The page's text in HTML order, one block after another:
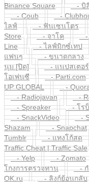
Binance Square
- บิ
- Coub
-
ไลฟ์
- ฟันเซนโตร
Store
- จาโค -
Line
- ไลฟ์มิกซ์เทป
แฟนๆ
- ขนาดกลาง
นุม [ปิด]
- แนปสเตอร์
โอเพ่นซี
- Parti.com
UP GLOBAL
-
- Radiojavan
-
- Spreaker
- โรบ็
- SnackVideo
-
Shazam
- Snapchat
Tumblr
- แทงโก้สด
Traffic Cheat | Traffic Sale
- Yelp
- Zomato
โกงการตรวจทาน
- ก
OK.ru
- ลิงก์ย้อนกลับ